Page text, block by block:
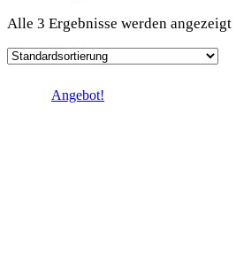
Alle 3 Ergebnisse werden angezeigt
Angebot!